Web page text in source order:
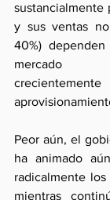
sustancialmente
y sus ventas
40%)
mercado
Peor aún, el
ha animado
radicalmente
mientras